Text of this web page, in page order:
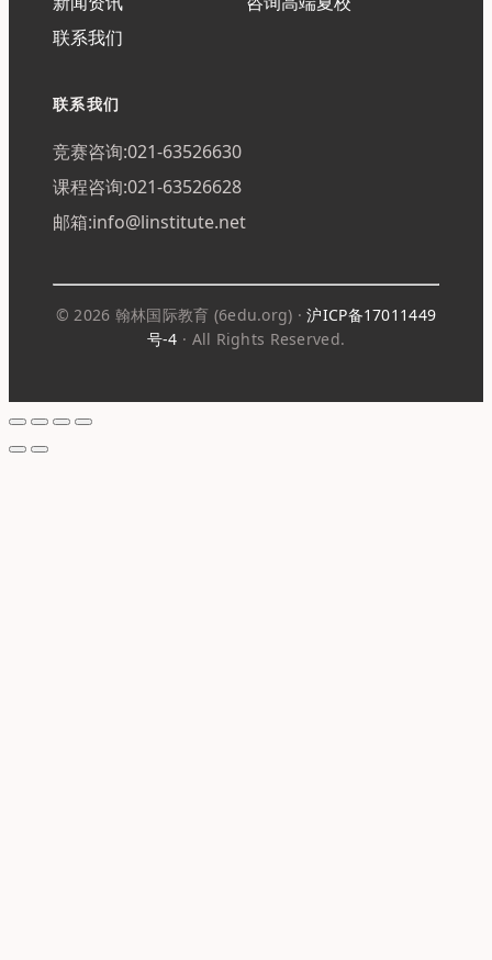
联系我们
联系我们
竞赛咨询:021-63526630
课程咨询:021-63526628
邮箱:info@linstitute.net
© 2026 翰林国际教育 (6edu.org) ·沪ICP备17011449
号-4 · All Rights Reserved.